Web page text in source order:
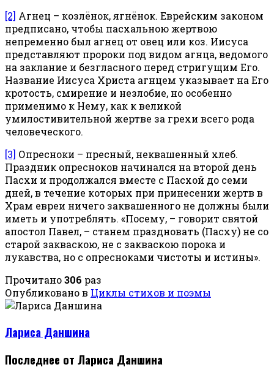
[2] Агнец – козлёнок, ягнёнок. Еврейским законом
предписано, чтобы пасхальною жертвою
непременно был агнец от овец или коз. Иисуса
представляют пророки под видом агнца, ведомого
на заклание и безгласного перед стригущим Его.
Название Иисуса Христа агнцем указывает на Его
кротость, смирение и незлобие, но особенно
применимо к Нему, как к великой
умилостивительной жертве за грехи всего рода
человеческого.
[3] Опресноки – пресный, неквашенный хлеб.
Праздник опресноков начинался на второй день
Пасхи и продолжался вместе с Пасхой до семи
дней, в течение которых при принесении жертв в
Храм евреи ничего заквашенного не должны были
иметь и употреблять. «Посему, – говорит святой
апостол Павел, – станем праздновать (Пасху) не со
старой закваскою, не с закваскою порока и
лукавства, но с опресноками чистоты и истины».
Прочитано306 раз
Опубликовано в Циклы стихов и поэмы
Лариса Даншина
Последнее от Лариса Даншина